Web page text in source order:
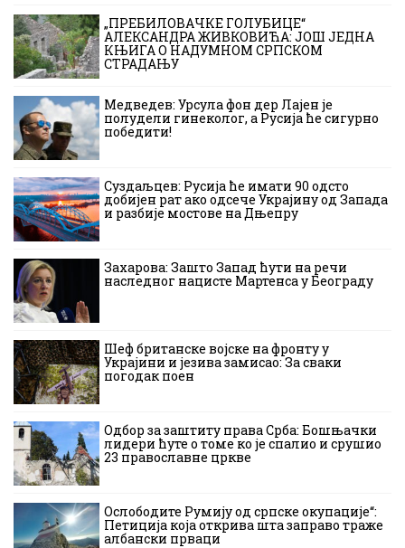
„ПРЕБИЛОВАЧКЕ ГОЛУБИЦЕ“
АЛЕКСАНДРА ЖИВКОВИЋА: ЈОШ ЈЕДНА
КЊИГА О НАДУМНОМ СРПСКОМ
СТРАДАЊУ
Медведев: Урсула фон дер Лајен је
полудели гинеколог, а Русија ће сигурно
победити!
Суздаљцев: Русија ће имати 90 одсто
добијен рат ако одсече Украјину од Запада
и разбије мостове на Дњепру
Захарова: Зашто Запад ћути на речи
наследног нацисте Мартенса у Београду
Шеф британске војске на фронту у
Украјини и језива замисао: За сваки
погодак поен
Одбор за заштиту права Срба: Бошњачки
лидери ћуте о томе ко је спалио и срушио
23 православне цркве
Ослободите Румију од српске окупације“:
Петиција која открива шта заправо траже
албански прваци